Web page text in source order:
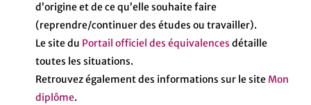
d’origine et de ce qu’elle souhaite faire
(reprendre/continuer des études ou travailler).
Le site du Portail officiel des équivalences détaille
toutes les situations.
Retrouvez également des informations sur le siteMon
diplôme.